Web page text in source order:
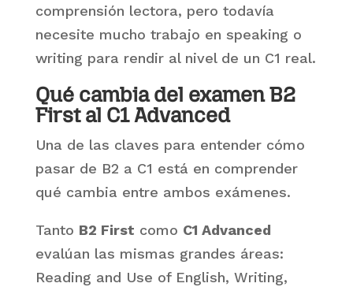
comprensión lectora, pero todavía
necesite mucho trabajo en speaking o
writing para rendir al nivel de un C1 real.
Qué cambia del examen B2
First al C1 Advanced
Una de las claves para entender cómo
pasar de B2 a C1 está en comprender
qué cambia entre ambos exámenes.
Tanto B2 First como C1 Advanced
evalúan las mismas grandes áreas:
Reading and Use of English, Writing,